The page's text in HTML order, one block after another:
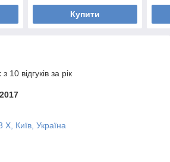
Купити
10 відгуків за рік
Х, Київ, Україна